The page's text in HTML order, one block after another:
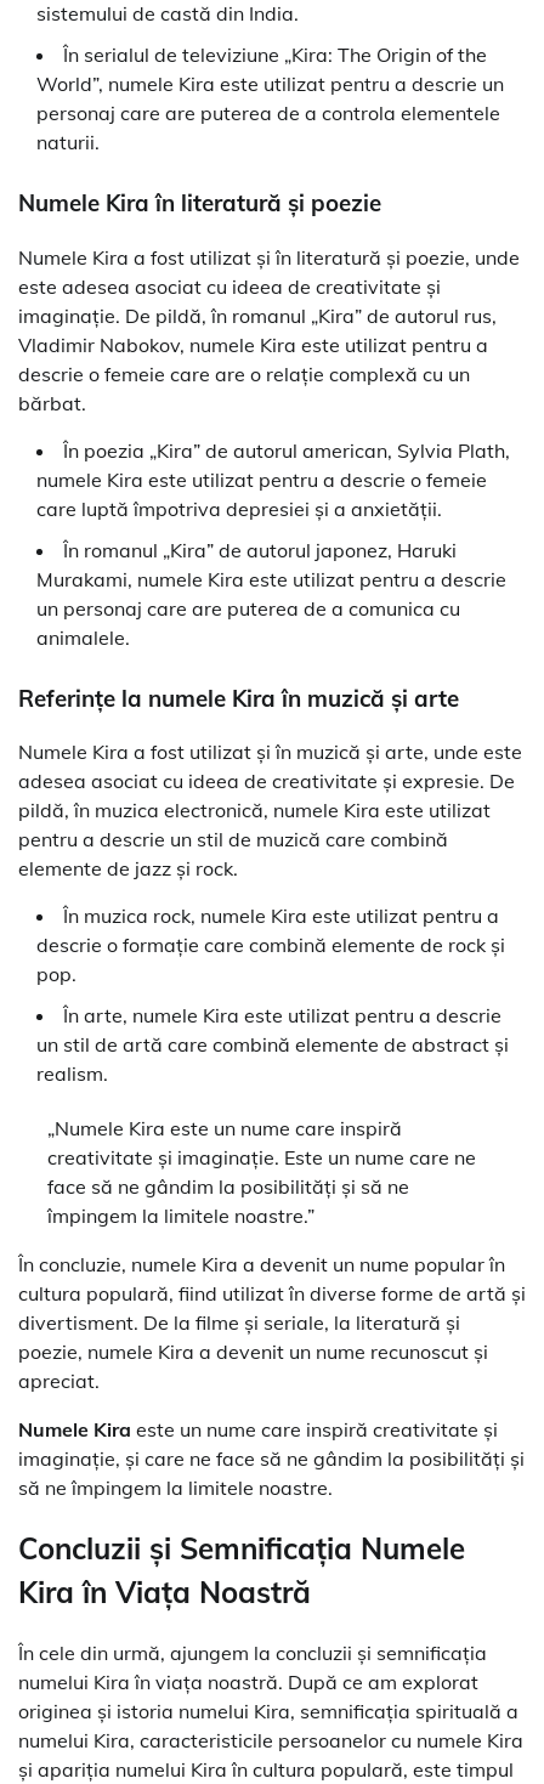
sistemului de castă din India.
În serialul de televiziune „Kira: The Origin of the
World”, numele Kira este utilizat pentru a descrie un
personaj care are puterea de a controla elementele
naturii.
Numele Kira în literatură și poezie
Numele Kira a fost utilizat și în literatură și poezie, unde
este adesea asociat cu ideea de creativitate și
imaginație. De pildă, în romanul „Kira” de autorul rus,
Vladimir Nabokov, numele Kira este utilizat pentru a
descrie o femeie care are o relație complexă cu un
bărbat.
În poezia „Kira” de autorul american, Sylvia Plath,
numele Kira este utilizat pentru a descrie o femeie
care luptă împotriva depresiei și a anxietății.
În romanul „Kira” de autorul japonez, Haruki
Murakami, numele Kira este utilizat pentru a descrie
un personaj care are puterea de a comunica cu
animalele.
Referințe la numele Kira în muzică și arte
Numele Kira a fost utilizat și în muzică și arte, unde este
adesea asociat cu ideea de creativitate și expresie. De
pildă, în muzica electronică, numele Kira este utilizat
pentru a descrie un stil de muzică care combină
elemente de jazz și rock.
În muzica rock, numele Kira este utilizat pentru a
descrie o formație care combină elemente de rock și
pop.
În arte, numele Kira este utilizat pentru a descrie
un stil de artă care combină elemente de abstract și
realism.
„Numele Kira este un nume care inspiră
creativitate și imaginație. Este un nume care ne
face să ne gândim la posibilități și să ne
împingem la limitele noastre.”
În concluzie, numele Kira a devenit un nume popular în
cultura populară, fiind utilizat în diverse forme de artă și
divertisment. De la filme și seriale, la literatură și
poezie, numele Kira a devenit un nume recunoscut și
apreciat.
Numele Kira este un nume care inspiră creativitate și
imaginație, și care ne face să ne gândim la posibilități și
să ne împingem la limitele noastre.
Concluzii și Semnificația Numele
Kira în Viața Noastră
În cele din urmă, ajungem la concluzii și semnificația
numelui Kira în viața noastră. După ce am explorat
originea și istoria numelui Kira, semnificația spirituală a
numelui Kira, caracteristicile persoanelor cu numele Kira
și apariția numelui Kira în cultura populară, este timpul